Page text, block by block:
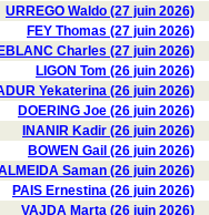
URREGO Waldo (27 juin 2026)
FEY Thomas (27 juin 2026)
Charles (27 juin 2026)
LIGON Tom (26 juin 2026)
Yekaterina (26 juin 2026)
DOERING Joe (26 juin 2026)
INANIR Kadir (26 juin 2026)
BOWEN Gail (26 juin 2026)
Saman (26 juin 2026)
PAIS Ernestina (26 juin 2026)
VAJDA Marta (26 juin 2026)